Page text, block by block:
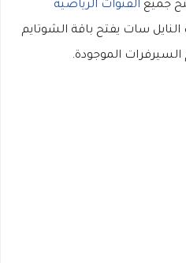
جميع القنوات الرياضية
سات يفتح باقة الشوتايم
الموجودة.